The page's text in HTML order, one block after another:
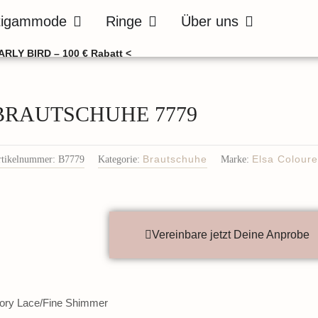
Öffne Bräutigammode
Ringe Öffne RingeÜber uns Öffne Über uns
BIRD – 100 € Rabatt <
7779
B7779 Kategorie: Brautschuhe Marke: Elsa
Vereinbare jetzt Deine Anprobe
Lace/Fine Shimmer